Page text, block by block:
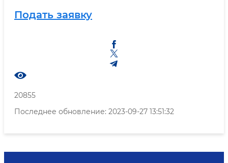
Подать заявку
20855
Последнее обновление: 2023-09-27 13:51:32